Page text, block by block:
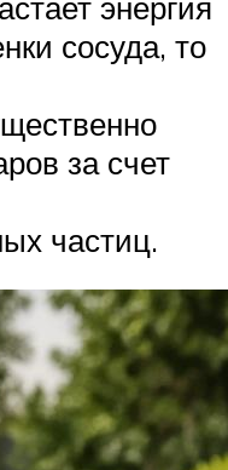
сосуда, то
за счет
частиц.